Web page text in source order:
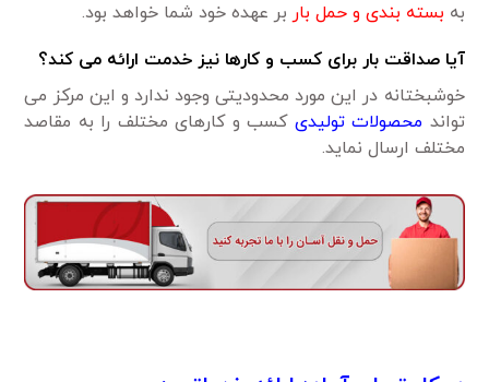
به بسته بندی و حمل بار بر عهده خود شما خواهد بود.
آیا صداقت بار برای کسب و کارها نیز خدمت ارائه می کند؟
خوشبختانه در این مورد محدودیتی وجود ندارد و این مرکز می
تواند محصولات تولیدی کسب و کارهای مختلف را به مقاصد
مختلف ارسال نماید.